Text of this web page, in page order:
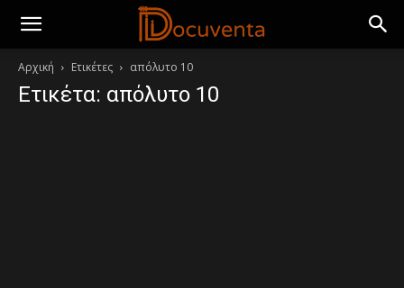
Αρχική Ετικέτες απόλυτο 10
Ετικέτα: απόλυτο 10